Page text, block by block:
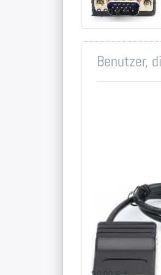
1916IP
26,00 € *
Benutzer,
CAT5 KVM
Dongle,
und 1x USB
Connector